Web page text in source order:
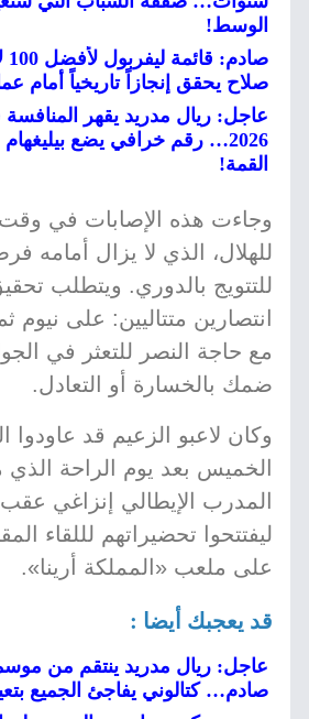
الوسط!
صلاح يحقق إنجازاً تاريخياً أمام
عاجل: ريال مدريد يقهر
2026… رقم خرافي يضع
القمة!
وجاءت هذه الإصابات في وقت
للهلال، الذي لا يزال أمامه
للتتويج بالدوري. ويتطلب
انتصارين متتاليين: على نيوم
مع حاجة النصر للتعثر في
ضمك بالخسارة أو التعادل.
وكان لاعبو الزعيم قد عاودوا
الخميس بعد يوم الراحة الذي
المدرب الإيطالي إنزاغي عقب
ليفتتحوا تحضيراتهم لللقاء
على ملعب «المملكة أرينا».
قد يعجبك أيضا :
عاجل: ريال مدريد ينتقم من
صادم… كتالوني يفاجئ الجميع